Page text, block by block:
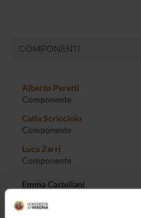
COMPONENTI
Alberto Peretti
Componente
Catia Scricciolo
Componente
Luca Zarri
Componente
Emma Castellani